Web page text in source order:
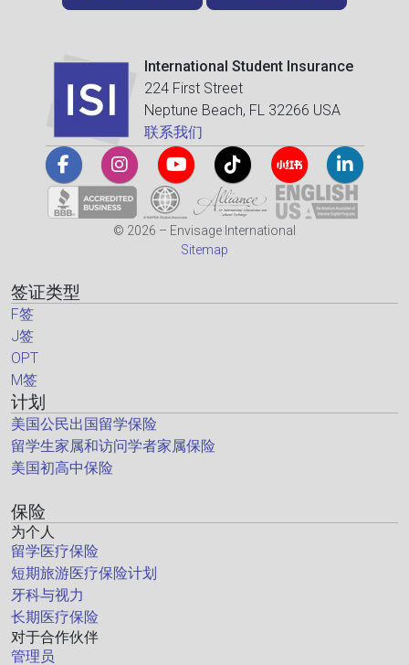
International Student Insurance
224 First Street
Neptune Beach, FL 32266 USA
联系我们
© 2026 – Envisage International
Sitemap
签证类型
F签
J签
OPT
M签
计划
美国公民出国留学保险
留学生家属和访问学者家属保险
美国初高中保险
保险
为个人
留学医疗保险
短期旅游医疗保险计划
牙科与视力
长期医疗保险
对于合作伙伴
管理员